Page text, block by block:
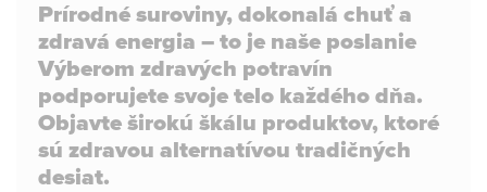
Prírodné suroviny, dokonalá chuť a
zdravá energia – to je naše poslanie
Výberom zdravých potravín
podporujete svoje telo každého dňa.
Objavte širokú škálu produktov, ktoré
sú zdravou alternatívou tradičných
desiat.